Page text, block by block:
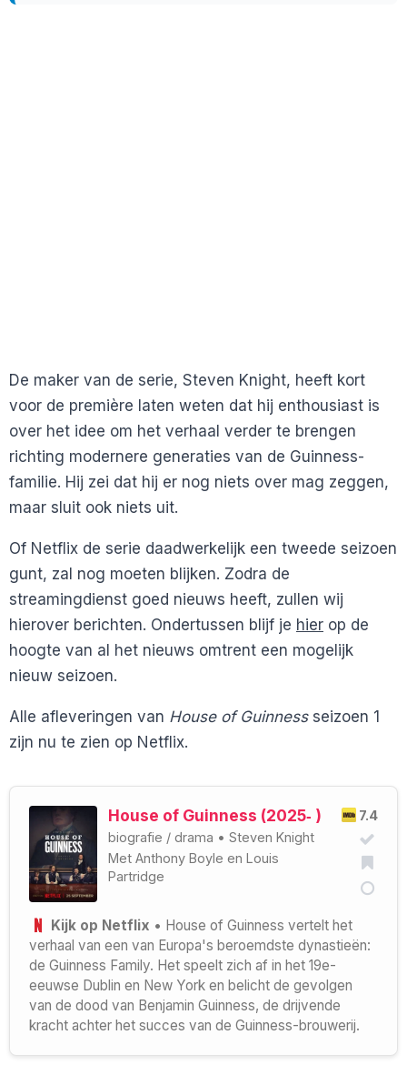
De maker van de serie, Steven Knight, heeft kort
voor de première laten weten dat hij enthousiast is
over het idee om het verhaal verder te brengen
richting modernere generaties van de Guinness-
familie. Hij zei dat hij er nog niets over mag zeggen,
maar sluit ook niets uit.
Of Netflix de serie daadwerkelijk een tweede seizoen
gunt, zal nog moeten blijken. Zodra de
streamingdienst goed nieuws heeft, zullen wij
hierover berichten. Ondertussen blijf je hier op de
hoogte van al het nieuws omtrent een mogelijk
nieuw seizoen.
Alle afleveringen van House of Guinnessseizoen 1
zijn nu te zien op Netflix.
7.4
House of Guinness (2025‑ )
biografie / drama • Steven Knight
Met Anthony Boyle en Louis
Partridge
Kijk op Netflix • House of Guinness vertelt het
verhaal van een van Europa's beroemdste dynastieën:
de Guinness Family. Het speelt zich af in het 19e-
eeuwse Dublin en New York en belicht de gevolgen
van de dood van Benjamin Guinness, de drijvende
kracht achter het succes van de Guinness-brouwerij.